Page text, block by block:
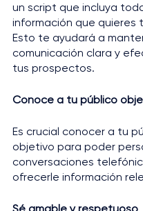
un script que incluya
información que quieres
Esto te ayudará a
comunicación clara y
tus prospectos.
Conoce a tu público
Es crucial conocer a tu
objetivo para poder
conversaciones
ofrecerle información